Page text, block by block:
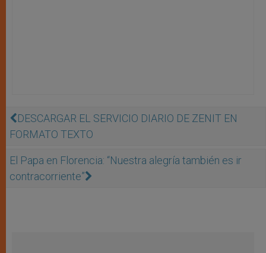
DESCARGAR EL SERVICIO DIARIO DE ZENIT EN
FORMATO TEXTO
El Papa en Florencia: “Nuestra alegría también es ir
contracorriente”